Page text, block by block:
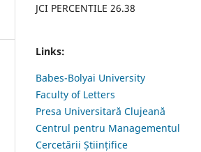
JCI PERCENTILE 26.38
Links:
Babes-Bolyai University
Faculty of Letters
Presa Universitară Clujeană
Centrul pentru Managementul
Cercetării Științifice